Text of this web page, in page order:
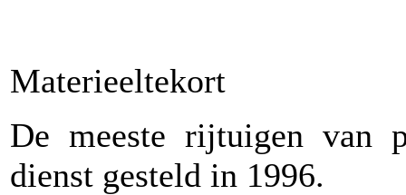
Materieeltekort
De meeste rijtuigen van
dienst gesteld in 1996.